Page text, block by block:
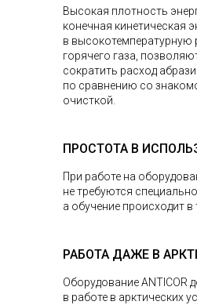
Высокая плотность
конечная кинетическая
в высокотемпературную
горячего газа,
сократить расход
по сравнению со
очисткой.
ПРОСТОТА В
При работе на
не требуются
а обучение происходит в
РАБОТА ДАЖЕ В
Оборудование ANTICOR
в работе в арктических